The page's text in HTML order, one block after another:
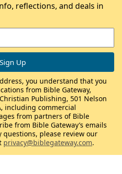
reflections, and deals in
you understand that you
from Bible Gateway,
Publishing, 501 Nelson
including commercial
from partners of Bible
from Bible Gateway’s emails
questions, please review our
privacy@biblegateway.com.